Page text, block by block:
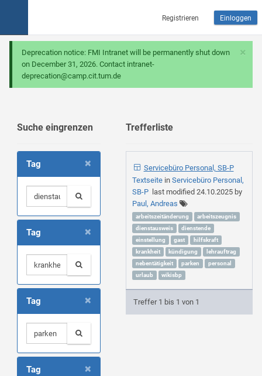
Registrieren Einloggen
×
Deprecation notice: FMI Intranet will be permanently shut down
on December 31, 2026. Contact intranet-
deprecation@camp.cit.tum.de
Suche eingrenzen
×
Tag
×
Tag
×
Tag
×
Tag
Trefferliste
Servicebüro Personal, SB-P
Textseite in Servicebüro Personal,
SB-Plast modified 24.10.2025by
Paul, Andreas
arbeitszeitänderung
arbeitszeugnis
dienstausweis
dienstende
einstellung
gast
hilfskraft
krankheit
kündigung
lehrauftrag
nebentätigkeit
parken
personal
urlaub
wikisbp
Treffer 1 bis 1 von 1